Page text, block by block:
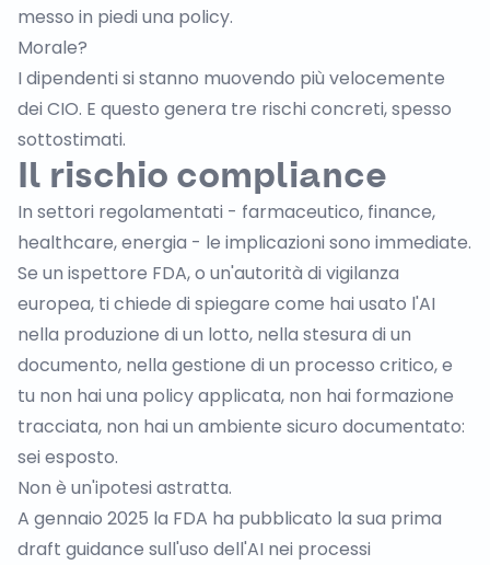
messo in piedi una policy.
Morale?
I dipendenti si stanno muovendo più velocemente
dei CIO. E questo genera tre rischi concreti, spesso
sottostimati.
Il rischio compliance
In settori regolamentati - farmaceutico, finance,
healthcare, energia - le implicazioni sono immediate.
Se un ispettore FDA, o un'autorità di vigilanza
europea, ti chiede di spiegare come hai usato l'AI
nella produzione di un lotto, nella stesura di un
documento, nella gestione di un processo critico, e
tu non hai una policy applicata, non hai formazione
tracciata, non hai un ambiente sicuro documentato:
sei esposto.
Non è un'ipotesi astratta.
A gennaio 2025 la FDA ha pubblicato la sua prima
draft guidance sull'uso dell'AI nei processi